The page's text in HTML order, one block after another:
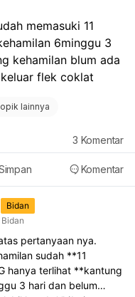
memasuki 11
6minggu 3
kehamilan blum ada
flek coklat
lainnya
Komentar
3 Komentar
Bidan
Bidan
pertanyaan nya.
sudah **11
hanya terlihat **kantung
3 hari dan belum